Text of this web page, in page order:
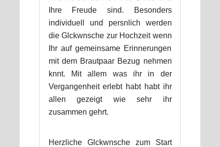
Ihre Freude sind. Besonders
individuell und persnlich werden
die Glckwnsche zur Hochzeit wenn
Ihr auf gemeinsame Erinnerungen
mit dem Brautpaar Bezug nehmen
knnt. Mit allem was ihr in der
Vergangenheit erlebt habt habt ihr
allen gezeigt wie sehr ihr
zusammen gehrt.
Herzliche Glckwnsche zum Start